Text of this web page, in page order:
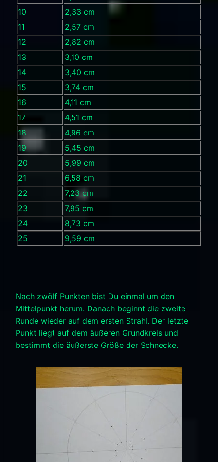
10
2,33 cm
11
2,57 cm
12
2,82 cm
13
3,10 cm
14
3,40 cm
15
3,74 cm
16
4,11 cm
17
4,51 cm
18
4,96 cm
19
5,45 cm
20
5,99 cm
21
6,58 cm
22
7,23 cm
23
7,95 cm
24
8,73 cm
25
9,59 cm
Nach zwölf Punkten bist Du einmal um den
Mittelpunkt herum. Danach beginnt die zweite
Runde wieder auf dem ersten Strahl. Der letzte
Punkt liegt auf dem äußeren Grundkreis und
bestimmt die äußerste Größe der Schnecke.